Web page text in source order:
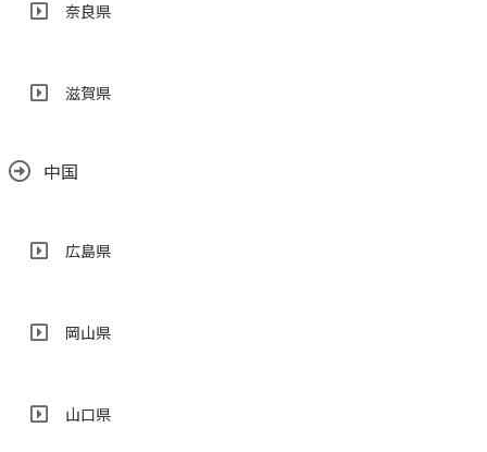
奈良県
滋賀県
中国
広島県
岡山県
山口県